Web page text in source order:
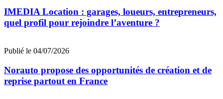
IMEDIA Location : garages, loueurs, entrepreneurs,
quel profil pour rejoindre l’aventure ?
Publié le 04/07/2026
Norauto propose des opportunités de création et de
reprise partout en France